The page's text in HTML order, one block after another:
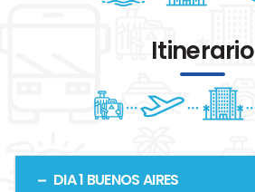
Itinerario
DIA 1 BUENOS AIRES